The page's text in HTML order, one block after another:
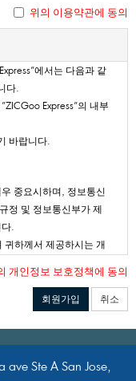
판에올려준제품URL
회사창고를통하여고
을제공하는것을말합
에서직접구매한제품
,통관등의서비스를
제공하여회원등록을
속적으로제공받으며
로이용할수있는자를
에따라회원등록이불
표자성명,영업소소재
를포함)전화번호,모
의초기
위의이용약관에동의
에서는다음과같
다.
의내부
바랍니다.
중요시하며,정보통신
정및정보통신부가제
.
하께서제공하시는개
이지가입시에공개함으
실수있도록조치하고
개인정보보호정책에동의
회원가입 취소